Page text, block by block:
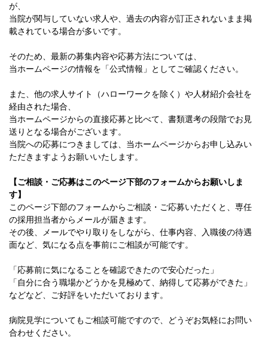
が、
当院が関与していない求人や、過去の内容が訂正されないまま掲
載されている場合が多いです。
そのため、最新の募集内容や応募方法については、
当ホームページの情報を「公式情報」としてご確認ください。
また、他の求人サイト（ハローワークを除く）や人材紹介会社を
経由された場合、
当ホームページからの直接応募と比べて、書類選考の段階でお見
送りとなる場合がございます。
当院への応募につきましては、当ホームページからお申し込みい
ただきますようお願いいたします。
【ご相談・ご応募はこのページ下部のフォームからお願いしま
す】
このページ下部のフォームからご相談・ご応募いただくと、専任
の採用担当者からメールが届きます。
その後、メールでやり取りをしながら、仕事内容、入職後の待遇
面など、気になる点を事前にご相談が可能です。
「応募前に気になることを確認できたので安心だった」
「自分に合う職場かどうかを見極めて、納得して応募ができた」
などなど、ご好評をいただいております。
病院見学についてもご相談可能ですので、どうぞお気軽にお問い
合わせください。